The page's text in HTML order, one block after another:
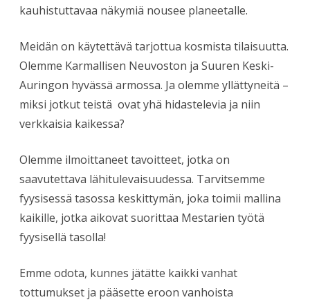
kauhistuttavaa näkymiä nousee planeetalle.
Meidän on käytettävä tarjottua kosmista tilaisuutta.
Olemme Karmallisen Neuvoston ja Suuren Keski-
Auringon hyvässä armossa. Ja olemme yllättyneitä –
miksi jotkut teistä ovat yhä hidastelevia ja niin
verkkaisia kaikessa?
Olemme ilmoittaneet tavoitteet, jotka on
saavutettava lähitulevaisuudessa. Tarvitsemme
fyysisessä tasossa keskittymän, joka toimii mallina
kaikille, jotka aikovat suorittaa Mestarien työtä
fyysisellä tasolla!
Emme odota, kunnes jätätte kaikki vanhat
tottumukset ja pääsette eroon vanhoista